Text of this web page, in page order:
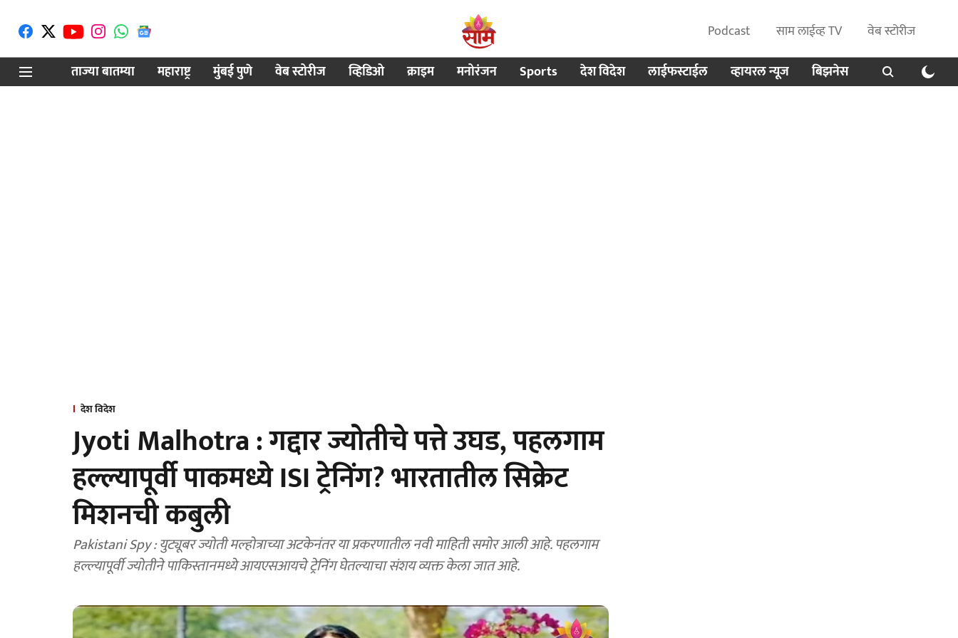
Podcast साम लाईव्ह TV
वेब स्टोरीज
ताज्या बातम्या
महाराष्ट्र मुंबई पुणे वेब स्टोरीज व्हिडिओ क्राइम मनोरंजन Sports देश विदेश लाईफस्टाईल व्हायरल न्यूज बिझनेस
देश विदेश
Jyoti Malhotra : गद्दार ज्योतीचे पत्ते उघड, पहलगाम
हल्ल्यापूर्वी पाकमध्ये ISI ट्रेनिंग? भारतातील सिक्रेट
मिशनची कबुली
Pakistani Spy : युट्यूबर ज्योती मल्होत्राच्या अटकेनंतर या प्रकरणातील नवी माहिती समोर आली आहे. पहलगाम
हल्ल्यापूर्वी ज्योतीने पाकिस्तानमध्ये आयएसआयचे ट्रेनिंग घेतल्याचा संशय व्यक्त केला जात आहे.